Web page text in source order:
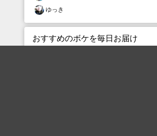
ゆっき
おすすめのボケを毎日お届け